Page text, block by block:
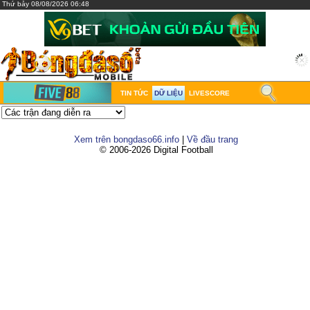
Thứ bảy 08/08/2026 06:48
TIN TỨC DỮ LIỆU LIVESCORE
Xem trên bongdaso66.info
Về đầu trang
© 2006-2026 Digital Football